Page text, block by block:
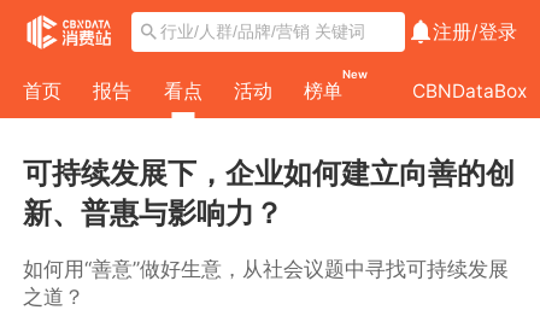
注册/登录
首页 报告 看点 活动 榜单
New
CBNDataBox
可持续发展下，企业如何建立向善的创
新、普惠与影响力？
如何用“善意”做好生意，从社会议题中寻找可持续发展
之道？